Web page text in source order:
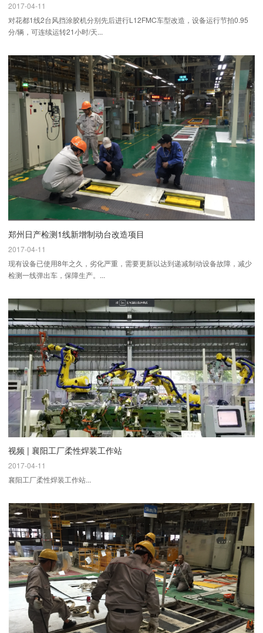
2017-04-11
对花都1线2台风挡涂胶机分别先后进行L12FMC车型改造，设备运行节拍0.95
分/辆，可连续运转21小时/天...
郑州日产检测1线新增制动台改造项目
2017-04-11
现有设备已使用8年之久，劣化严重，需要更新以达到递减制动设备故障，减少
检测一线弹出车，保障生产。...
视频 | 襄阳工厂柔性焊装工作站
2017-04-11
襄阳工厂柔性焊装工作站...